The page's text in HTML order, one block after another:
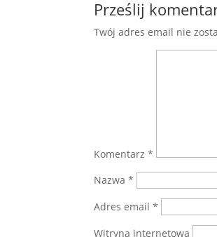
Prześlij
Twój adres email nie
Komentarz*
Nazwa*
Adres email*
Witryna internetowa